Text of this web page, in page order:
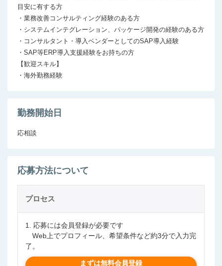
目安に有する方
・業務改善コンサルティング経験のある方
・システムインテグレーション、パッケージ開発の経験のある方
・コンサルタント・導入ベンダーとしてのSAP導入経験
・SAP等ERP導入支援経験をお持ちの方
【歓迎スキル】
・海外勤務経験
勤務開始日
応相談
応募方法について
プロセス
1. 応募には会員登録が必要です
Web上でプロフィール、希望条件など約3分で入力完
了。
まずは無料会員登録